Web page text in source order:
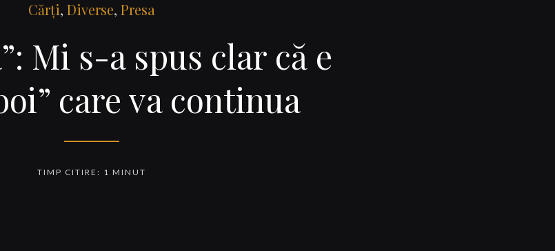
Cărţi, Diverse, Presa
Mi s-a spus clar că e
care va continua
TIMP CITIRE: 1 MINUT